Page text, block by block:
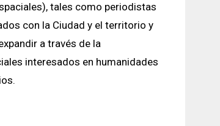
tales como periodistas
con la Ciudad y el territorio y
a través de la
interesados en humanidades